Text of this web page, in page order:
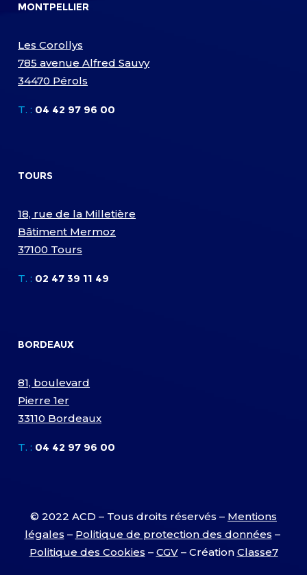
MONTPELLIER
Les Corollys
785 avenue Alfred Sauvy
34470 Pérols
T. : 04 42 97 96 00
TOURS
18, rue de la Milletière
Bâtiment Mermoz
37100 Tours
T. : 02 47 39 11 49
BORDEAUX
81, boulevard
Pierre 1er
33110 Bordeaux
T. : 04 42 97 96 00
© 2022 ACD – Tous droits réservés – Mentions
légales – Politique de protection des données –
Politique des Cookies – CGV– Création Classe7